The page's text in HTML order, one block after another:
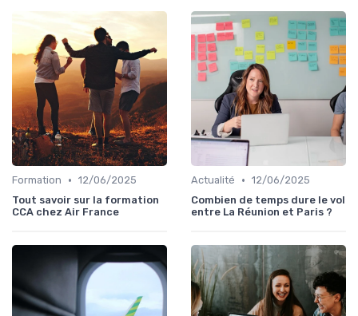
Formation • 12/06/2025
Tout savoir sur la formation
CCA chez Air France
Actualité • 12/06/2025
Combien de temps dure le vol
entre La Réunion et Paris ?